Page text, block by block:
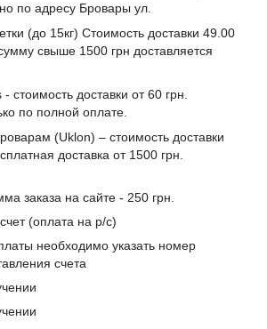
по адресу Бровары ул.
(до 15кг) Стоимость доставки 49.00
свыше 1500 грн доставляется
стоимость доставки от 60 грн.
по полной оплате.
(Uklon) – стоимость доставки
доставка от 1500 грн.
заказа на сайте - 250 грн.
(оплата на р/с)
необходимо указать номер
счета